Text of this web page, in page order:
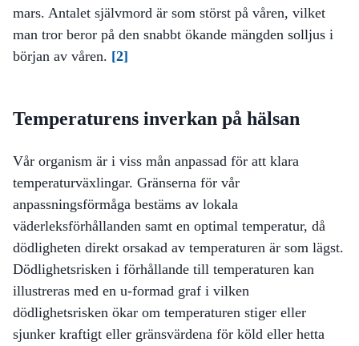
mars. Antalet självmord är som störst på våren, vilket
man tror beror på den snabbt ökande mängden solljus i
början av våren. [2]
Temperaturens inverkan på hälsan
Vår organism är i viss mån anpassad för att klara
temperaturväxlingar. Gränserna för vår
anpassningsförmåga bestäms av lokala
väderleksförhållanden samt en optimal temperatur, då
dödligheten direkt orsakad av temperaturen är som lägst.
Dödlighetsrisken i förhållande till temperaturen kan
illustreras med en u-formad graf i vilken
dödlighetsrisken ökar om temperaturen stiger eller
sjunker kraftigt eller gränsvärdena för köld eller hetta